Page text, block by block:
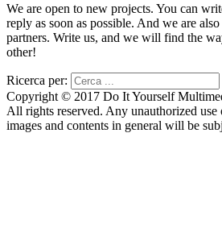
We are open to new projects. You can
reply as soon as possible. And we are
partners. Write us, and we will find the
other!
Ricerca per:
Copyright © 2017 Do It Yourself
All rights reserved. Any unauthorized use
images and contents in general will be